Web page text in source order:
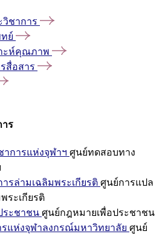
ชาการ
ย์
ะห์คุณภาพ
สื่อสาร
ร
การแห่งจุฬาฯ ศูนย์ทดสอบทาง
รล่ามเฉลิมพระเกียรติ ศูนย์การแปล
ระเกียรติ
ระชาชน ศูนย์กฎหมายเพื่อประชาชน
แห่งจุฬาลงกรณ์มหาวิทยาลัย ศูนย์